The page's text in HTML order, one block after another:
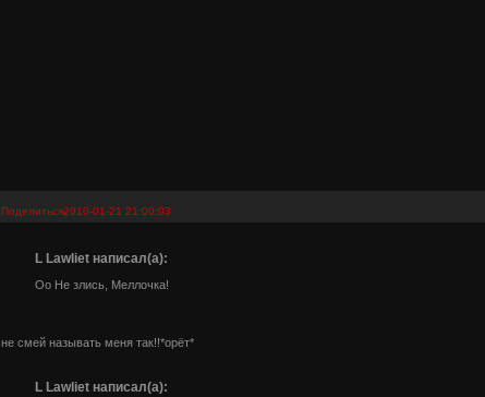
Поделиться2010-01-21 21:00:03
L Lawliet написал(а):
Оо Не злись, Меллочка!
не смей называть меня так!!*орёт*
L Lawliet написал(а):